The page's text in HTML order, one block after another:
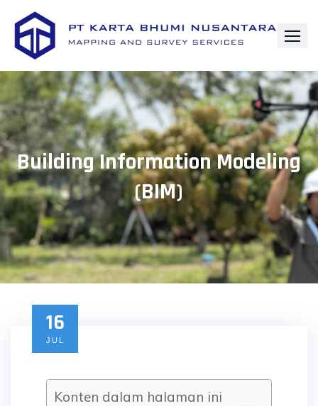
Building Information Modeling
(BIM)
16
JUL
Konten dalam halaman ini